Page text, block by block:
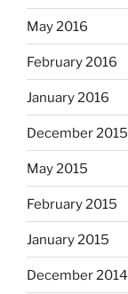
May 2016
February 2016
January 2016
December 2015
May 2015
February 2015
January 2015
December 2014